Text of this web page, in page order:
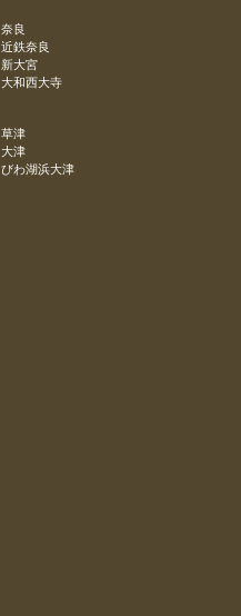
奈良
近鉄奈良
新大宮
大和西大寺
草津
大津
びわ湖浜大津